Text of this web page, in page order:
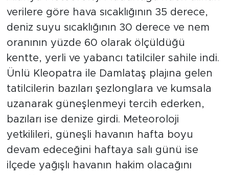
verilere göre hava sıcaklığının 35 derece,
deniz suyu sıcaklığının 30 derece ve nem
oranının yüzde 60 olarak ölçüldüğü
kentte, yerli ve yabancı tatilciler sahile indi.
Ünlü Kleopatra ile Damlataş plajına gelen
tatilcilerin bazıları şezlonglara ve kumsala
uzanarak güneşlenmeyi tercih ederken,
bazıları ise denize girdi. Meteoroloji
yetkilileri, güneşli havanın hafta boyu
devam edeceğini haftaya salı günü ise
ilçede yağışlı havanın hakim olacağını
Spor
Turizm
Türkiye
Yaşam
Yerel